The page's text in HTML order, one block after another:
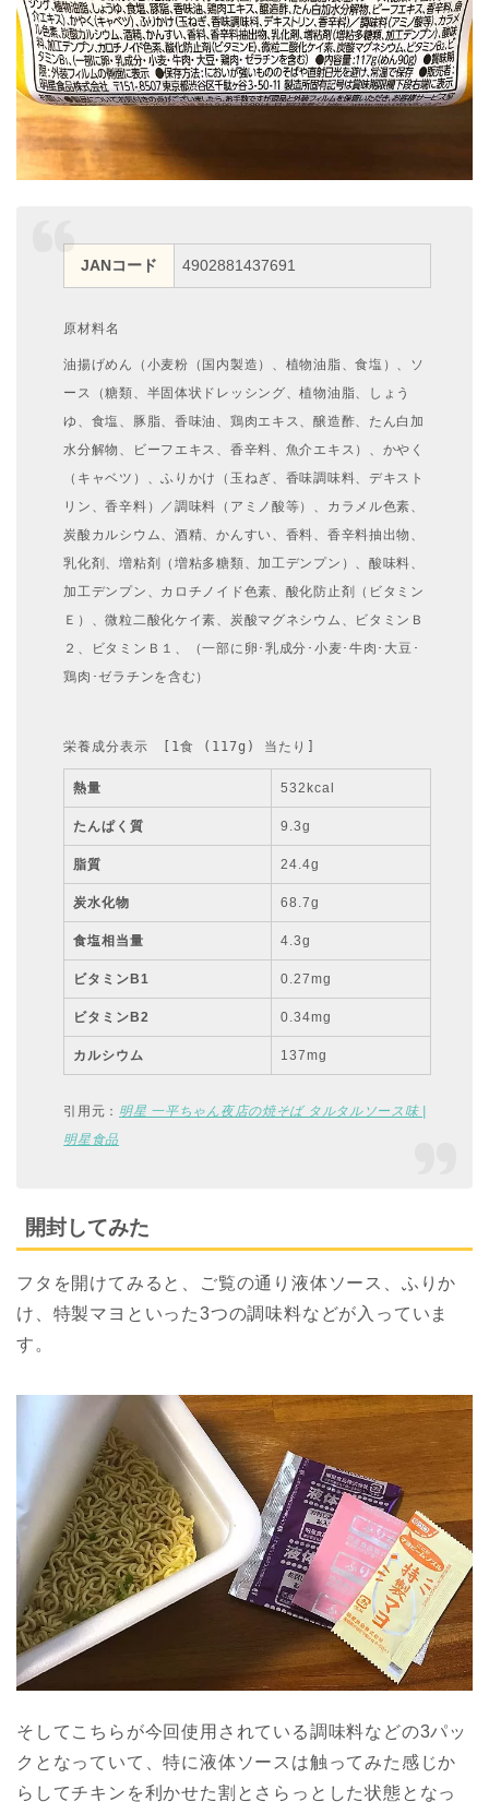
JANコード 4902881437691
原材料名
油揚げめん（小麦粉（国内製造）、植物油脂、食塩）、ソ
ース（糖類、半固体状ドレッシング、植物油脂、しょう
ゆ、食塩、豚脂、香味油、鶏肉エキス、醸造酢、たん白加
水分解物、ビーフエキス、香辛料、魚介エキス）、かやく
（キャベツ）、ふりかけ（玉ねぎ、香味調味料、デキスト
リン、香辛料）／調味料（アミノ酸等）、カラメル色素、
炭酸カルシウム、酒精、かんすい、香料、香辛料抽出物、
乳化剤、増粘剤（増粘多糖類、加工デンプン）、酸味料、
加工デンプン、カロチノイド色素、酸化防止剤（ビタミン
Ｅ）、微粒二酸化ケイ素、炭酸マグネシウム、ビタミンＢ
２、ビタミンＢ１、（一部に卵･乳成分･小麦･牛肉･大豆･
鶏肉･ゼラチンを含む）
栄養成分表示　[1食 (117g) 当たり]
熱量 532kcal
たんぱく質 9.3g
脂質 24.4g
炭水化物 68.7g
食塩相当量 4.3g
ビタミンB1 0.27mg
ビタミンB2 0.34mg
カルシウム 137mg
引用元： 明星 一平ちゃん夜店の焼そば タルタルソース味 |
明星食品
開封してみた
フタを開けてみると、ご覧の通り液体ソース、ふりか
け、特製マヨといった3つの調味料などが入っていま
す。
そしてこちらが今回使用されている調味料などの3パッ
クとなっていて、特に液体ソースは触ってみた感じか
らしてチキンを利かせた割とさらっとした状態となっ